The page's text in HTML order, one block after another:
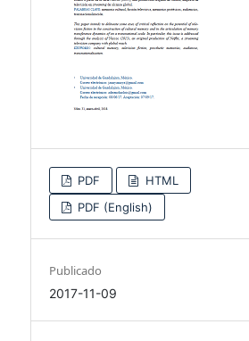
PDF
HTML
PDF (English)
Publicado
2017-11-09